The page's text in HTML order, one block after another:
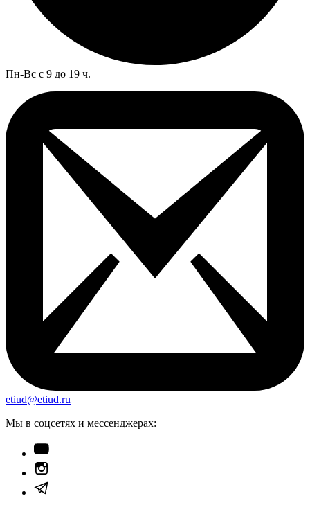
Пн-Вс с 9 до 19 ч.
etiud@etiud.ru
Мы в соцсетях и мессенджерах: